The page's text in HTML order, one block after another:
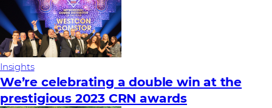
Insights
We’re celebrating a double win at the
prestigious 2023 CRN awards